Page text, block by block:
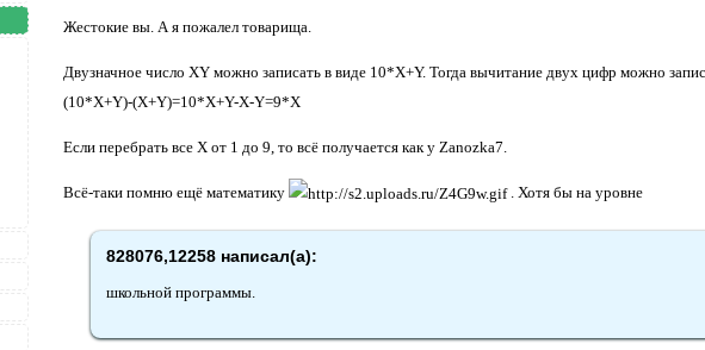
Жестокие вы. А я пожалел товарища.
Двузначное число XY можно записать в виде 10*X+Y. Тогда вычитание двух цифр можно
(10*X+Y)-(X+Y)=10*X+Y-X-Y=9*X
Если перебрать все X от 1 до 9, то всё получается как у Zanozka7.
Всё-таки помню ещё математику . Хотя бы на уровне
828076,12258 написал(а):
школьной программы.